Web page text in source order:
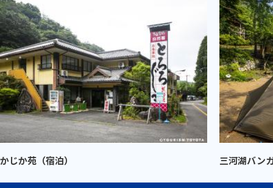
かじか苑（宿泊） 三河湖バン